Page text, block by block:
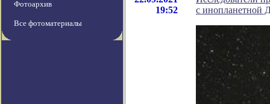
Фотоархив
Все фотоматериалы
19:52
с инопланетной